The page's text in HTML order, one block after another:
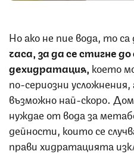
Но ако не пие вода, то
часа, за да се стигне до
дехидратация, което
по-сериозни
възможно най-скоро.
нуждае от вода за
дейности, които се
прави хидратацията